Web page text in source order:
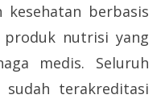
kesehatan berbasis
nutrisi yang
medis. Seluruh
terakreditasi